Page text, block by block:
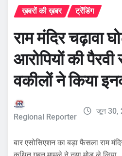
ख़बरों की ख़बर ट्रेंडिंग
राम मंदिर चढ़ावा
आरोपियों की
वकीलों ने किया
Regional Reporter
जून 30,
बार एसोसिएशन का बड़ा फैसला राम